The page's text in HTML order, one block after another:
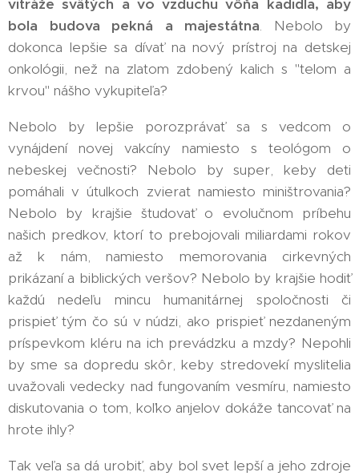
vitráže svätých a vo vzduchu vôňa kadidla, aby
bola budova pekná a majestátna. Nebolo by
dokonca lepšie sa dívať na nový prístroj na detskej
onkológii, než na zlatom zdobený kalich s "telom a
krvou" nášho vykupiteľa?
Nebolo by lepšie porozprávať sa s vedcom o
vynájdení novej vakcíny namiesto s teológom o
nebeskej večnosti? Nebolo by super, keby deti
pomáhali v útulkoch zvierat namiesto miništrovania?
Nebolo by krajšie študovať o evolučnom príbehu
našich predkov, ktorí to prebojovali miliardami rokov
až k nám, namiesto memorovania cirkevných
prikázaní a biblických veršov? Nebolo by krajšie hodiť
každú nedeľu mincu humanitárnej spoločnosti či
prispieť tým čo sú v núdzi, ako prispieť nezdaneným
príspevkom kléru na ich prevádzku a mzdy? Nepohli
by sme sa dopredu skôr, keby stredovekí myslitelia
uvažovali vedecky nad fungovaním vesmíru, namiesto
diskutovania o tom, koľko anjelov dokáže tancovať na
hrote ihly?
Tak veľa sa dá urobiť, aby bol svet lepší a jeho zdroje